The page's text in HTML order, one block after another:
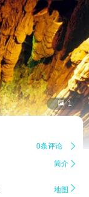
 1
0条评论 
简介 
地图 